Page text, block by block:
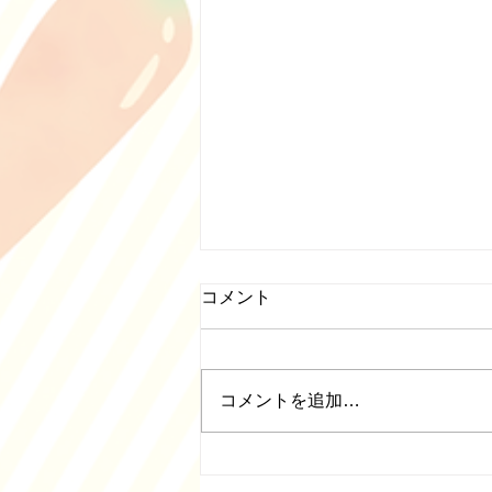
５月営業日について
５月の営業日は通常通りです。第
曜日はカレーの日営業をします。
コメント
コメントを追加…